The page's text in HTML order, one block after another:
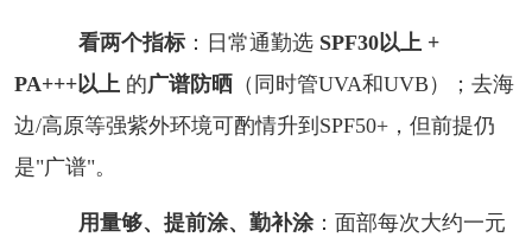
看两个指标：日常通勤选 SPF30以上 +
PA+++以上 的广谱防晒（同时管UVA和UVB）；去海
边/高原等强紫外环境可酌情升到SPF50+，但前提仍
是"广谱"。
用量够、提前涂、勤补涂：面部每次大约一元